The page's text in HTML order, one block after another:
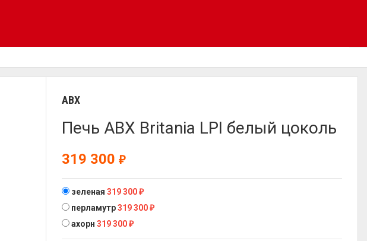
ABX
Печь ABX Britania LPI белый цоколь
319 300₽
зеленая 319 300₽
перламутр319 300₽
ахорн 319 300₽